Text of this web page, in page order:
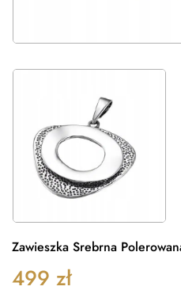
Zawieszka Srebrna
499 zł